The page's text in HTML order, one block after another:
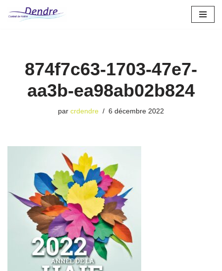
874f7c63-1703-47e7-
aa3b-ea98ab02b824
par crdendre 6 décembre 2022